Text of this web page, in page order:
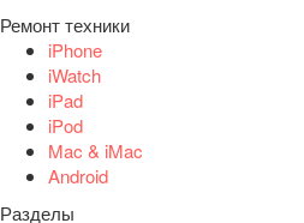
Ремонт техники
iPhone
iWatch
iPad
iPod
Mac & iMac
Android
Разделы